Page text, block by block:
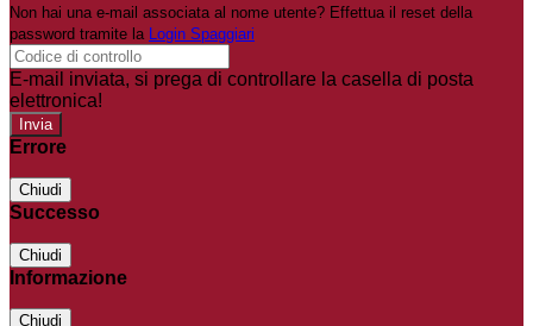
Non hai una e-mail associata al nome utente? Effettua il reset della
password tramite la Login Spaggiari
E-mail inviata, si prega di controllare la casella di posta
elettronica!
Errore
Chiudi
Successo
Chiudi
Informazione
Chiudi